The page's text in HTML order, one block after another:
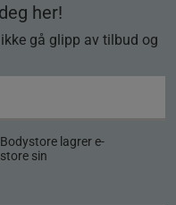
her!
gå glipp av tilbud og
lagrer e-
sin